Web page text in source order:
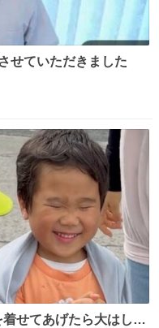
付させていただきました
せてあげたら大はしゃ